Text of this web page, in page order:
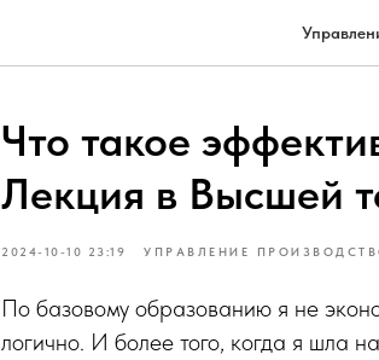
Что такое
Лекция в Высшей
2024-10-10 23:19 УПРАВЛЕНИЕ
По базовому образованию я не
логично. И более того, когда я шла